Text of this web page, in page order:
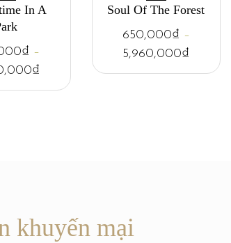
In A
₫ –
₫
Soul Of The Forest
650,000₫ –
5,960,000₫
khuyến mại